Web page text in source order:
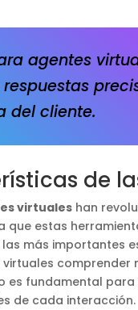
agentes
del cliente.
de
virtuales han
que estas
más importantes
es fundamental
de cada interacción.